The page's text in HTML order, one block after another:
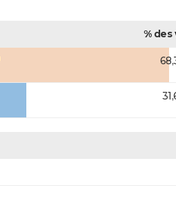
% des